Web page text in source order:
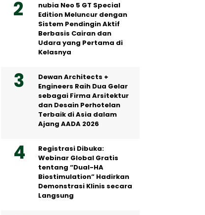
nubia Neo 5 GT Special
Edition Meluncur dengan
Sistem Pendingin Aktif
Berbasis Cairan dan
Udara yang Pertama di
Kelasnya
Dewan Architects +
Engineers Raih Dua Gelar
sebagai Firma Arsitektur
dan Desain Perhotelan
Terbaik di Asia dalam
Ajang AADA 2026
Registrasi Dibuka:
Webinar Global Gratis
tentang “Dual-HA
Biostimulation” Hadirkan
Demonstrasi Klinis secara
Langsung